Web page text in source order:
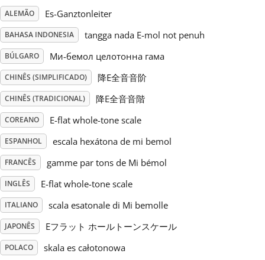
Русский
Svenska
Tiếng Việt
Türkçe
Українська
简体中文
繁體中文
ALEMÃO Es-Ganztonleiter
BAHASA INDONESIA tangga nada E-mol not penuh
BÚLGARO Mи-бемол целотонна гама
CHINÊS (SIMPLIFICADO) 降E全音音阶
CHINÊS (TRADICIONAL) 降E全音音階
COREANO E-flat whole-tone scale
ESPANHOL escala hexátona de mi bemol
FRANCÊS gamme par tons de Mi bémol
INGLÊS E-flat whole-tone scale
ITALIANO scala esatonale di Mi bemolle
JAPONÊS Eフラット ホールトーンスケール
POLACO skala es całotonowa